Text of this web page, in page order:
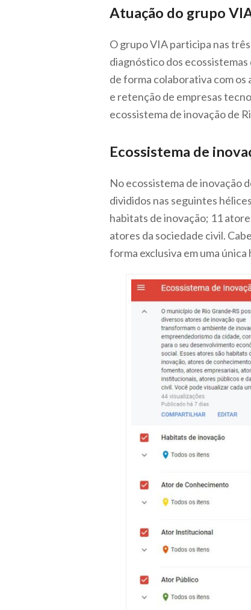
Atuação do grupo
O grupo VIA participa nas
diagnóstico dos
de forma colaborativa com os
e retenção de empresas
ecossistema de inovação de
Ecossistema de
No ecossistema de inovação
divididos nas seguintes
habitats de inovação; 11
atores da sociedade civil.
forma exclusiva em uma única